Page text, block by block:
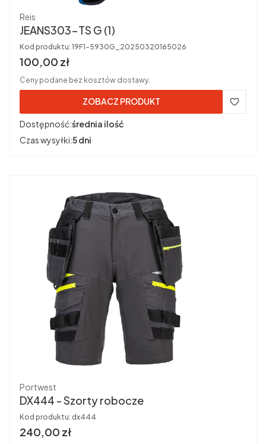
Producent
Reis
JEANS303-TS G (1)
Kod produktu: 19F1-5930G_20250320165026
Cena brutto
100,00 zł
Ceny podane bez kosztów dostawy.
ZOBACZ PRODUKT
Dostępność:średnia ilość
Czas wysyłki:5 dni
Producent
Portwest
DX444 - Szorty robocze
Kod produktu: dx444
Cena brutto
240,00 zł